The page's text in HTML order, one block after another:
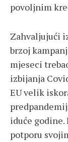
povoljnim
Zahvaljujući
brzoj
mjeseci
izbijanja
EU velik
iduće godine.
potporu